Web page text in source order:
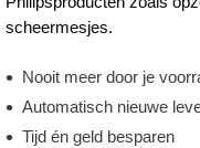
scheermesjes.
Nooit meer door je
Automatisch nieuwe
Tijd én geld besparen